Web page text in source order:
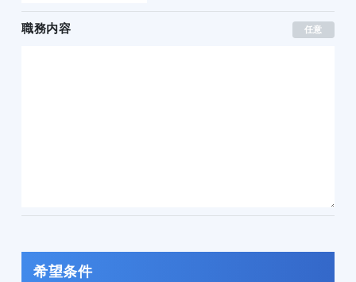
職務内容 任意
希望条件